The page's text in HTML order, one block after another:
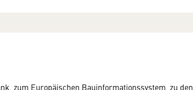
zum Europäischen Bauinformationssystem, zu den